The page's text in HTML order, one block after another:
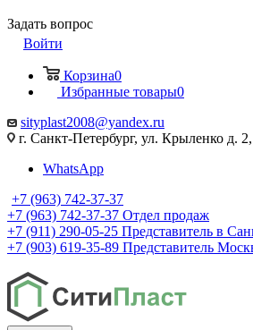
Задать вопрос
Войти
Корзина0
Избранные товары0
sityplast2008@yandex.ru
г. Санкт-Петербург, ул. Крыленко д.
WhatsApp
+7 (963) 742-37-37
+7 (963) 742-37-37 Отдел продаж
+7 (911) 290-05-25 Представитель в
+7 (903) 619-35-89 Представитель